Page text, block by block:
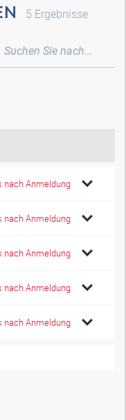
5 Ergebnisse
nach Anmeldung
nach Anmeldung
nach Anmeldung
nach Anmeldung
nach Anmeldung